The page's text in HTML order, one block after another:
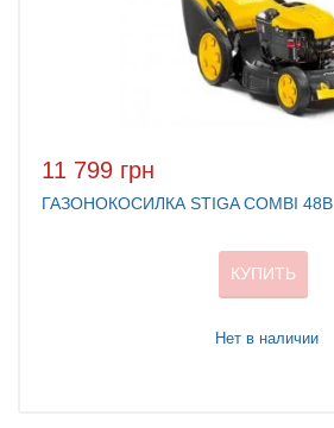
11 799 грн
ГАЗОНОКОСИЛКА STIGA COMBI 48B
КУПИТЬ
Нет в наличии